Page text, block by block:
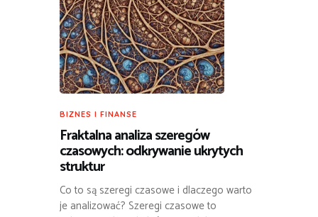
BIZNES I FINANSE
Fraktalna analiza szeregów
czasowych: odkrywanie ukrytych
struktur
Co to są szeregi czasowe i dlaczego warto
je analizować? Szeregi czasowe to